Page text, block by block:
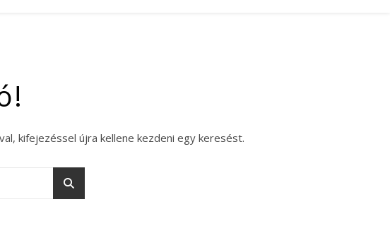
kifejezéssel újra kellene kezdeni egy keresést.